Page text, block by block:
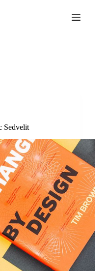
Sedvelit